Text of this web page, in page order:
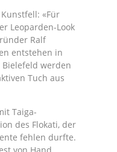
«Für
Leoparden-Look
Ralf
entstehen in
werden
Tuch aus
Taiga-
des Flokati, der
fehlen durfte.